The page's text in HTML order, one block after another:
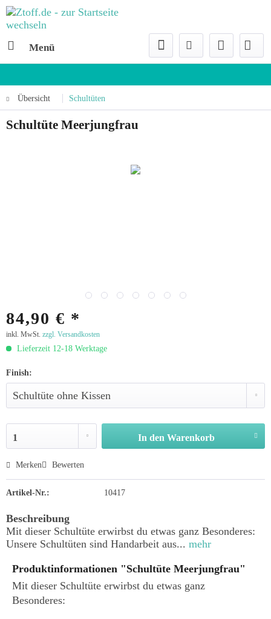
Menü
Übersicht Schultüten
Schultüte Meerjungfrau
84,90 € *
inkl. MwSt. zzgl. Versandkosten
Lieferzeit 12-18 Werktage
Finish:
In den Warenkorb
Merken Bewerten
Artikel-Nr.: 10417
Beschreibung
Mit dieser Schultüte erwirbst du etwas ganz Besonderes:
Unsere Schultüten sind Handarbeit aus... mehr
Produktinformationen "Schultüte Meerjungfrau"
Mit dieser Schultüte erwirbst du etwas ganz
Besonderes: